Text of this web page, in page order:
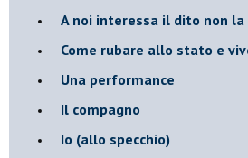
A noi interessa il dito non la
Come rubare allo stato e
Una performance
Il compagno
​Io (allo specchio)